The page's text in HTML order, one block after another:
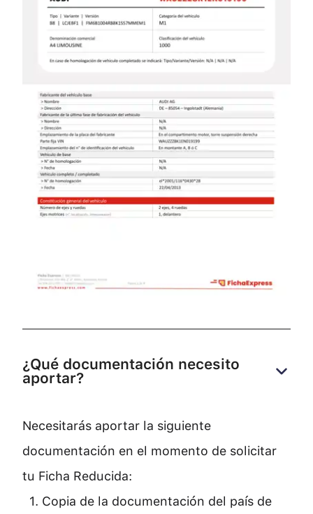
¿Qué documentación necesito
aportar?
Necesitarás aportar la siguiente
documentación en el momento de solicitar
tu Ficha Reducida:
1. Copia de la documentación del país de